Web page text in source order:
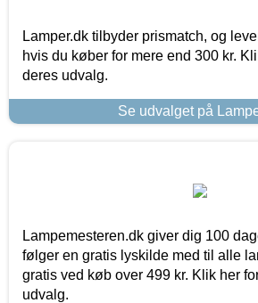
Lamper.dk tilbyder prismatch, og
hvis du køber for mere end 300 kr.
deres udvalg.
Se udvalget på
Lampemesteren.dk giver dig 100
følger en gratis lyskilde med til alle
gratis ved køb over 499 kr. Klik her
udvalg.